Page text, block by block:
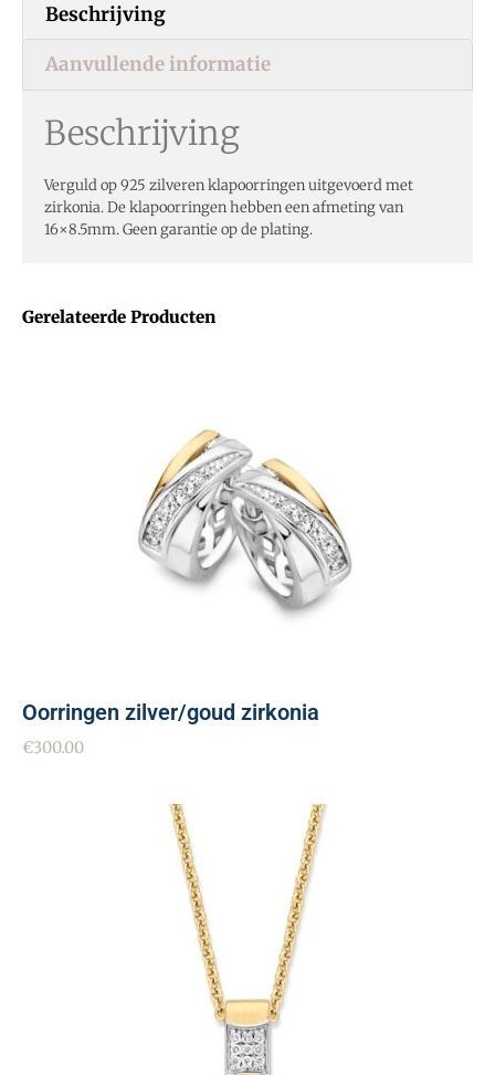
Gerelateerde Producten
Oorringen zilver/goud zirkonia
€300.00
Beschrijving
Aanvullende informatie
Beschrijving
Verguld op 925 zilveren klapoorringen uitgevoerd met
zirkonia. De klapoorringen hebben een afmeting van
16×8.5mm. Geen garantie op de plating.